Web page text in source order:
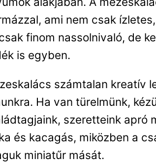
ami nem csak
finom nassolnivaló, de
is egyben.
számtalan kreatív
Ha van türelmünk,
szeretteink apró
és kacagás, miközben a
miniatűr mását.